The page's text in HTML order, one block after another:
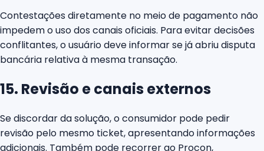
Contestações diretamente no meio de pagamento não
impedem o uso dos canais oficiais. Para evitar decisões
conflitantes, o usuário deve informar se já abriu disputa
bancária relativa à mesma transação.
15. Revisão e canais externos
Se discordar da solução, o consumidor pode pedir
revisão pelo mesmo ticket, apresentando informações
adicionais. Também pode recorrer ao Procon,